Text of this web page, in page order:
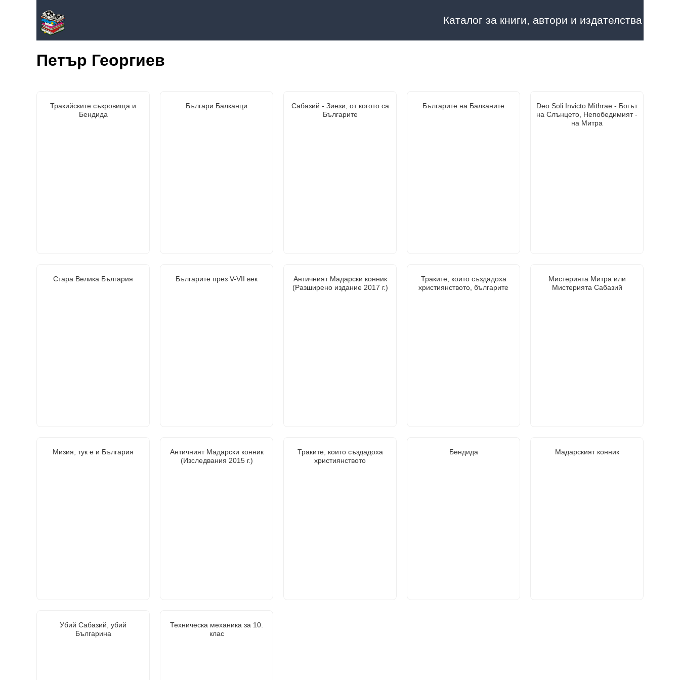
Каталог за книги, автори и издателства
Петър Георгиев
Тракийските съкровища и
Бендида
Българи Балканци
Сабазий - Зиези, от когото са
Българите
Българите на Балканите
Deo Soli Invicto Mithrae - Богът
на Слънцето, Непобедимият -
на Митра
Стара Велика България Българите през V-VII век
Античният Мадарски конник
(Разширено издание 2017 г.)
Траките, които създадоха
християнството, българите
Мистерията Митра или
Мистерията Сабазий
Мизия, тук е и България
Античният Мадарски конник
(Изследвания 2015 г.)
Траките, които създадоха
християнството
Бендида Мадарският конник
Убий Сабазий, убий
Българина
Техническа механика за 10.
клас